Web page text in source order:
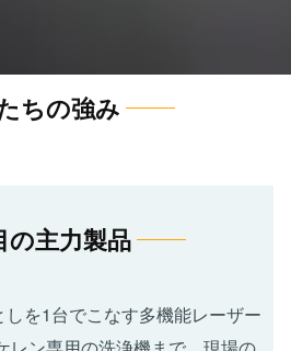
ちの強み
の主力製品
を1台でこなす多機能レーザー